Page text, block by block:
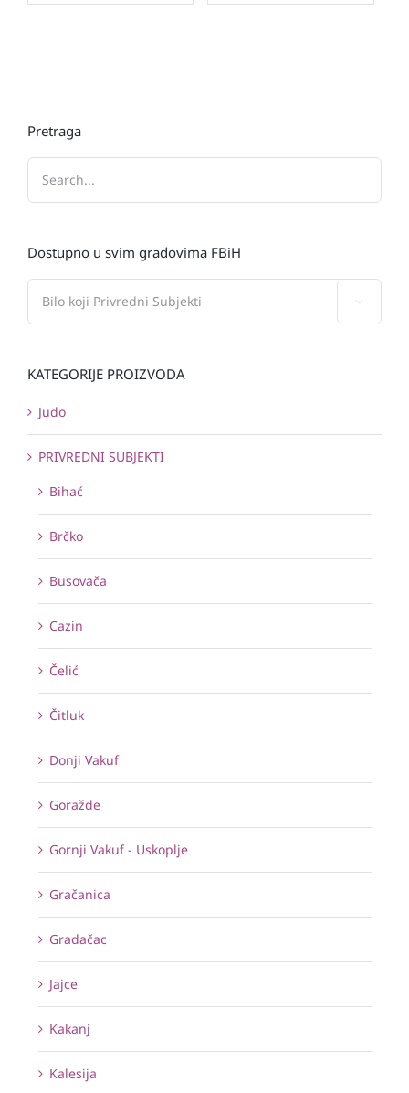
Pretraga
Dostupno u svim gradovima FBiH
KATEGORIJE PROIZVODA
Judo
PRIVREDNI SUBJEKTI
Bihać
Brčko
Busovača
Cazin
Čelić
Čitluk
Donji Vakuf
Goražde
Gornji Vakuf - Uskoplje
Gračanica
Gradačac
Jajce
Kakanj
Kalesija